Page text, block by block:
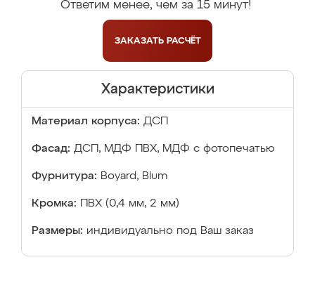
Ответим менее, чем за 15 минут!
ЗАКАЗАТЬ РАСЧЁТ
Характеристики
Материал корпуса: ДСП
Фасад: ДСП, МДФ ПВХ, МДФ с фотопечатью
Фурнитура: Boyard, Blum
Кромка: ПВХ (0,4 мм, 2 мм)
Размеры: индивидуально под Ваш заказ